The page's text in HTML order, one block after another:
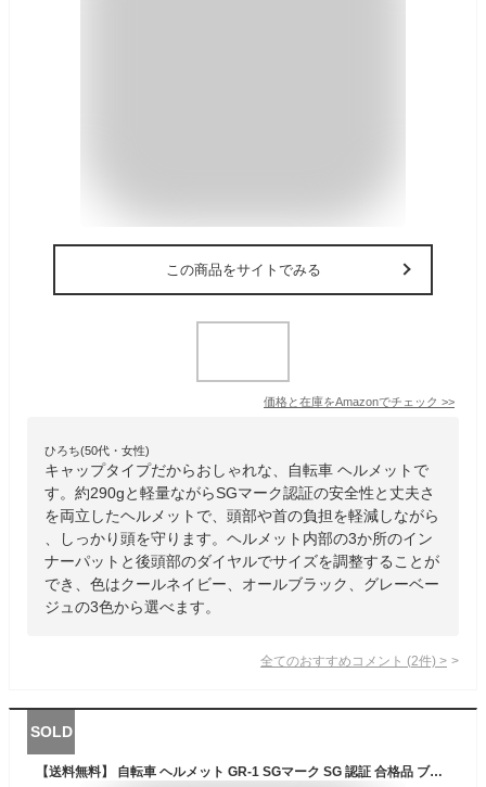
この商品をサイトでみる
価格と在庫をAmazonでチェック >>
ひろち(50代・女性)
キャップタイプだからおしゃれな、自転車 ヘルメットで
す。約290gと軽量ながらSGマーク認証の安全性と丈夫さ
を両立したヘルメットで、頭部や首の負担を軽減しながら
、しっかり頭を守ります。ヘルメット内部の3か所のイン
ナーパットと後頭部のダイヤルでサイズを調整することが
でき、色はクールネイビー、オールブラック、グレーベー
ジュの3色から選べます。
全てのおすすめコメント (2件) >
SOLD
【送料無料】 自転車 ヘルメット GR-1 SGマーク SG 認証 合格品 ブラック ホワイト フリー サイズ 調整可能 小学生以上 メンズ レディース サイクリング 通勤 通学 おしゃれ カジュアル 努力義務 北川工業 日本製 国産 補助金